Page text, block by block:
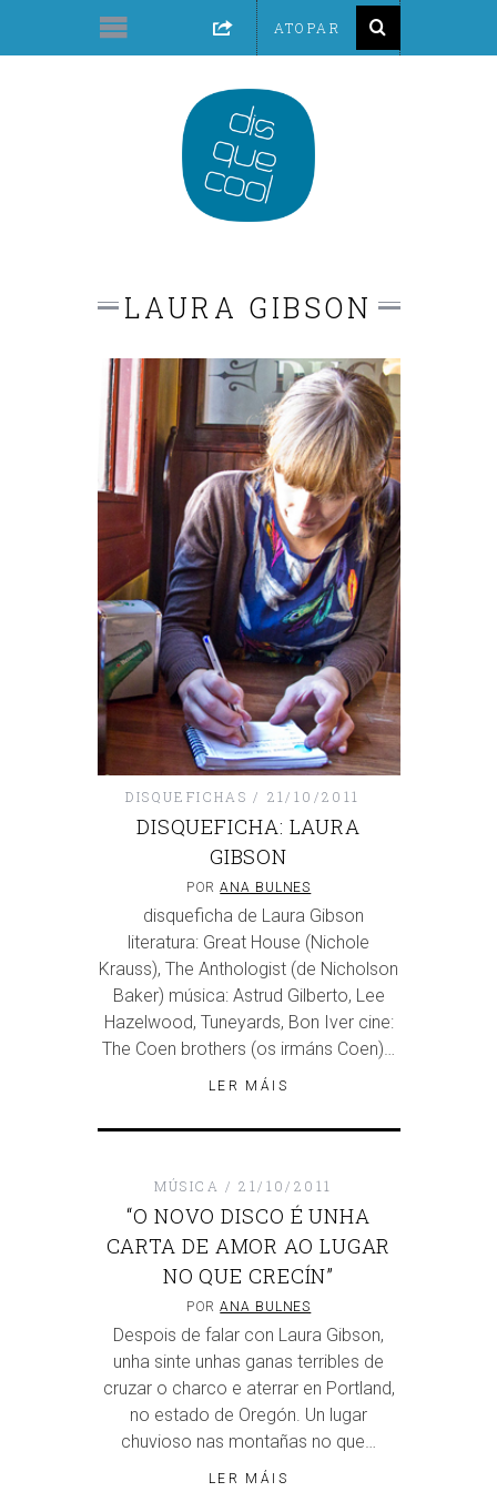
LAURA GIBSON
DISQUEFICHAS 21/10/2011
DISQUEFICHA: LAURA
GIBSON
PORANA BULNES
disqueficha de Laura Gibson
literatura: Great House (Nichole
Krauss), The Anthologist (de Nicholson
Baker) música: Astrud Gilberto, Lee
Hazelwood, Tuneyards, Bon Iver cine:
The Coen brothers (os irmáns Coen)…
LER MÁIS
MÚSICA 21/10/2011
“O NOVO DISCO É UNHA
CARTA DE AMOR AO LUGAR
NO QUE CRECÍN”
PORANA BULNES
Despois de falar con Laura Gibson,
unha sinte unhas ganas terribles de
cruzar o charco e aterrar en Portland,
no estado de Oregón. Un lugar
chuvioso nas montañas no que…
LER MÁIS